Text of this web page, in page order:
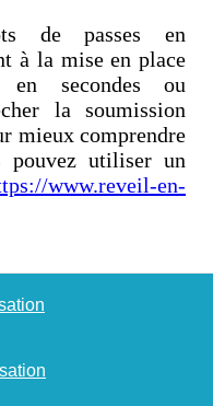
de passes en
à la mise en place
secondes ou
la soumission
mieux comprendre
pouvez utiliser un
www.reveil-en-